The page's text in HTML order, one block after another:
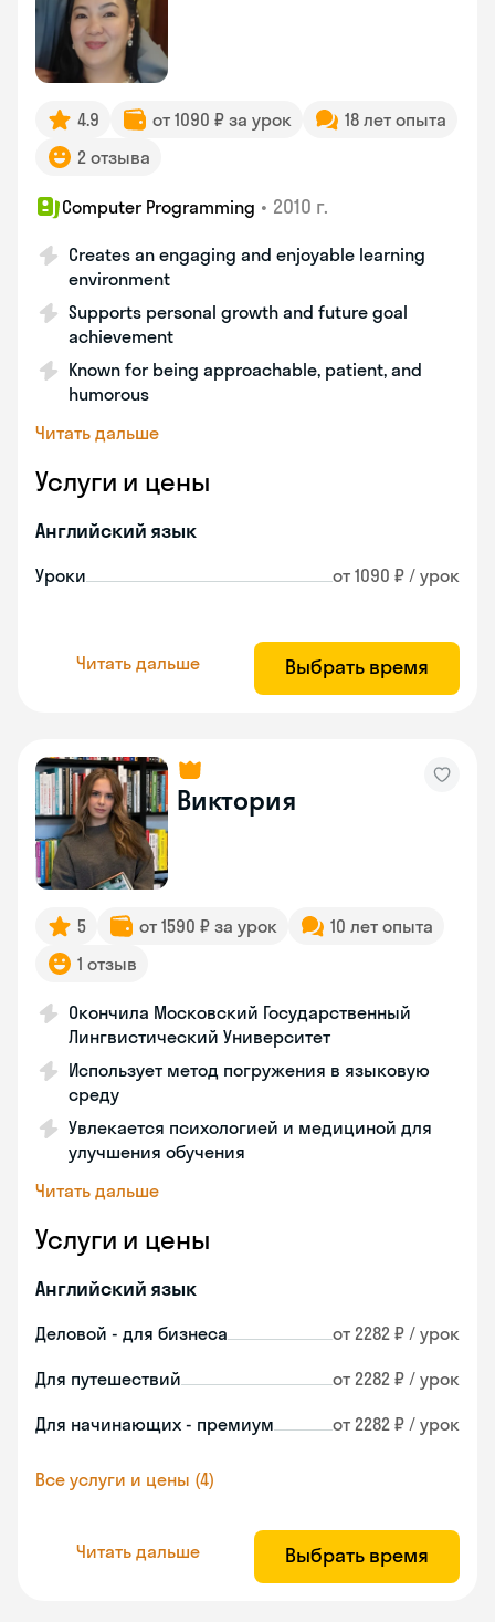
4.9 от 1090 ₽ за урок
18 лет опыта
2 отзыва
Computer Programming • 2010 г.
Creates an engaging and enjoyable learning
environment
Supports personal growth and future goal
achievement
Known for being approachable, patient, and
humorous
Читать дальше
Услуги и цены
Английский язык
Уроки от 1090 ₽ / урок
Читать дальше Выбрать время
Виктория
5 от 1590 ₽ за урок
10 лет опыта
1 отзыв
Окончила Московский Государственный
Лингвистический Университет
Использует метод погружения в языковую
среду
Увлекается психологией и медициной для
улучшения обучения
Читать дальше
Услуги и цены
Английский язык
Деловой - для бизнеса от 2282 ₽ / урок
Для путешествий от 2282 ₽ / урок
Для начинающих - премиум от 2282 ₽ / урок
Все услуги и цены (4)
Читать дальше Выбрать время